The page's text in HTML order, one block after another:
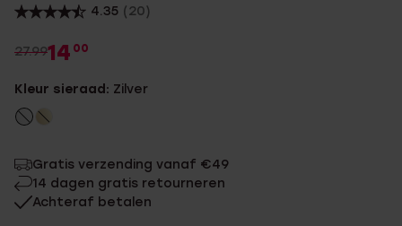
4.35 (20)
27.9914 00
Kleur sieraad: Zilver
Gratis verzending vanaf €49
14 dagen gratis retourneren
Achteraf betalen